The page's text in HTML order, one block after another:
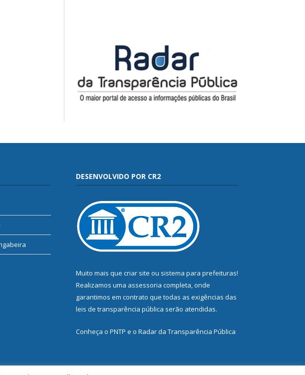
DESENVOLVIDO POR CR2
Muito mais que criar site ou sistema para prefeituras!
Realizamos uma assessoria completa, onde
garantimos em contrato que todas as exigências das
leis de transparência pública serão atendidas.
Conheça o PNTP e o Radar da Transparência Pública